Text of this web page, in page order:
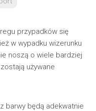
przypadków się
w wypadku wizerunku
noszą o wiele bardziej
używane
barwy będą adekwatnie